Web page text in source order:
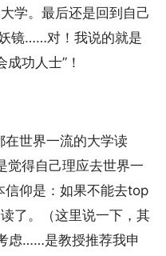
学。最后还是回到自己
镜……对！我说的就是
功人士”！
世界一流的大学读
觉得自己理应去世界一
信仰是：如果不能去top
了。（这里说一下，其
虑……是教授推荐我申